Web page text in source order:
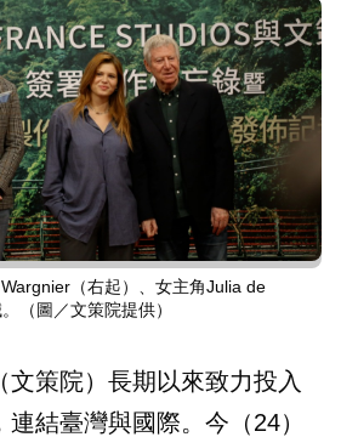
（右起）、女主角Julia de
（圖／文策院提供）
文策院）長期以來致力投入
結臺灣與國際。今（24）